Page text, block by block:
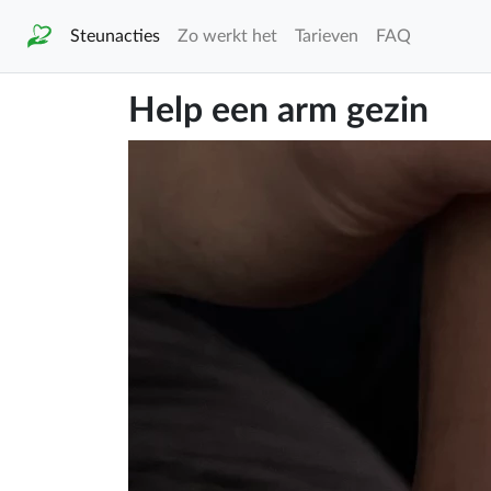
Steunacties Zo werkt het Tarieven FAQ
Help een arm gezin